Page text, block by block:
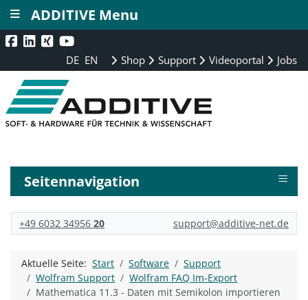
DE EN Shop Support Videoportal Jobs
Seitennavigation ≡
+49 6032 3495620 support@additive-net.de
Aktuelle Seite:Start Software
Support
Wolfram Support
Wolfram FAQ Im-Export
Mathematica 11.3 - Daten mit Semikolon importieren
ADDITIVE Menu
≡